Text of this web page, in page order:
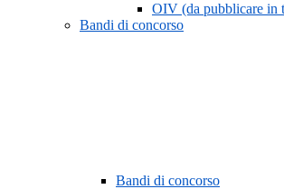
OIV (da pubblicare in
Bandi di concorso
Bandi di concorso